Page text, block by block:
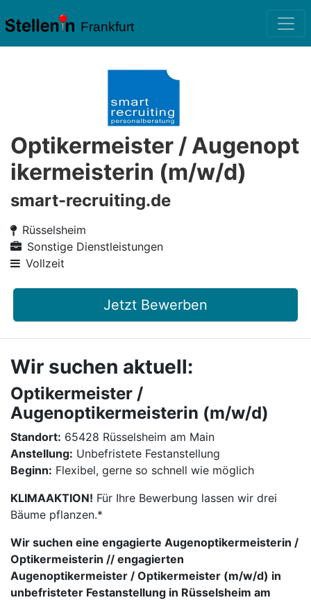
Frankfurt
Optikermeister / Augenopt
ikermeisterin (m/w/d)
smart-recruiting.de
Rüsselsheim
Sonstige Dienstleistungen
Vollzeit
Jetzt Bewerben
Wir suchen aktuell:
Optikermeister /
Augenoptikermeisterin (m/w/d)
Standort: 65428 Rüsselsheim am Main
Anstellung: Unbefristete Festanstellung
Beginn: Flexibel, gerne so schnell wie möglich
KLIMAAKTION! Für Ihre Bewerbung lassen wir drei
Bäume pflanzen.*
Wir suchen eine engagierte Augenoptikermeisterin /
Optikermeisterin // engagierten
Augenoptikermeister / Optikermeister (m/w/d) in
unbefristeter Festanstellung in Rüsselsheim am